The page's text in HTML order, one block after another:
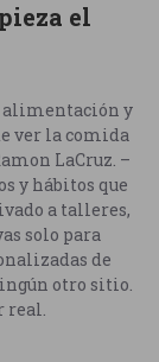
el
alimentación y
ver la comida
LaCruz. –
y hábitos que
a talleres,
solo para
de
otro sitio.
real.